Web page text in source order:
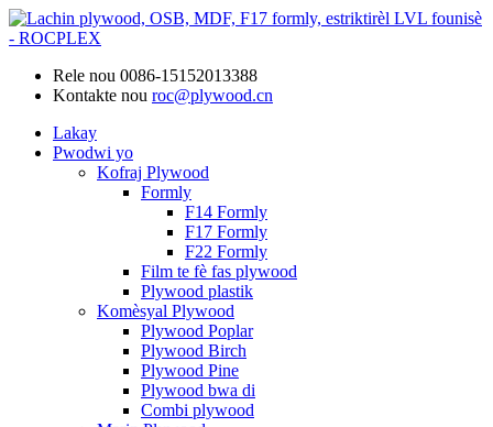
Rele nou 0086-15152013388
Kontakte nou roc@plywood.cn
Lakay
Pwodwi yo
Kofraj Plywood
Formly
F14 Formly
F17 Formly
F22 Formly
Film te fè fas plywood
Plywood plastik
Komèsyal Plywood
Plywood Poplar
Plywood Birch
Plywood Pine
Plywood bwa di
Combi plywood